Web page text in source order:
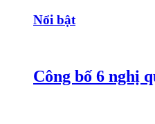
Nổi bật
Công bố 6 nghị